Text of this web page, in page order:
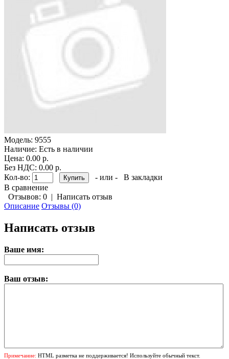
Модель: 9555
Наличие: Есть в наличии
Цена: 0.00 р.
Без НДС: 0.00 р.
Кол-во:
- или -
В закладки
В сравнение
Отзывов: 0 | Написать отзыв
Описание Отзывы (0)
Написать отзыв
Ваше имя:
Ваш отзыв:
Примечание: HTML разметка не поддерживается! Используйте обычный текст.